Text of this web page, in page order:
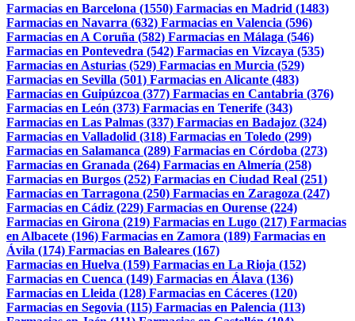
Farmacias en Barcelona (1550) Farmacias en Madrid (1483)
Farmacias en Navarra (632) Farmacias en Valencia (596)
Farmacias en A Coruña (582) Farmacias en Málaga (546)
Farmacias en Pontevedra (542) Farmacias en Vizcaya (535)
Farmacias en Asturias (529) Farmacias en Murcia (529)
Farmacias en Sevilla (501) Farmacias en Alicante (483)
Farmacias en Guipúzcoa (377) Farmacias en Cantabria (376)
Farmacias en León (373) Farmacias en Tenerife (343)
Farmacias en Las Palmas (337) Farmacias en Badajoz (324)
Farmacias en Valladolid (318) Farmacias en Toledo (299)
Farmacias en Salamanca (289) Farmacias en Córdoba (273)
Farmacias en Granada (264) Farmacias en Almería (258)
Farmacias en Burgos (252) Farmacias en Ciudad Real (251)
Farmacias en Tarragona (250) Farmacias en Zaragoza (247)
Farmacias en Cádiz (229) Farmacias en Ourense (224)
Farmacias en Girona (219) Farmacias en Lugo (217) Farmacias
en Albacete (196) Farmacias en Zamora (189) Farmacias en
Ávila (174) Farmacias en Baleares (167)
Farmacias en Huelva (159) Farmacias en La Rioja (152)
Farmacias en Cuenca (149) Farmacias en Álava (136)
Farmacias en Lleida (128) Farmacias en Cáceres (120)
Farmacias en Segovia (115) Farmacias en Palencia (113)